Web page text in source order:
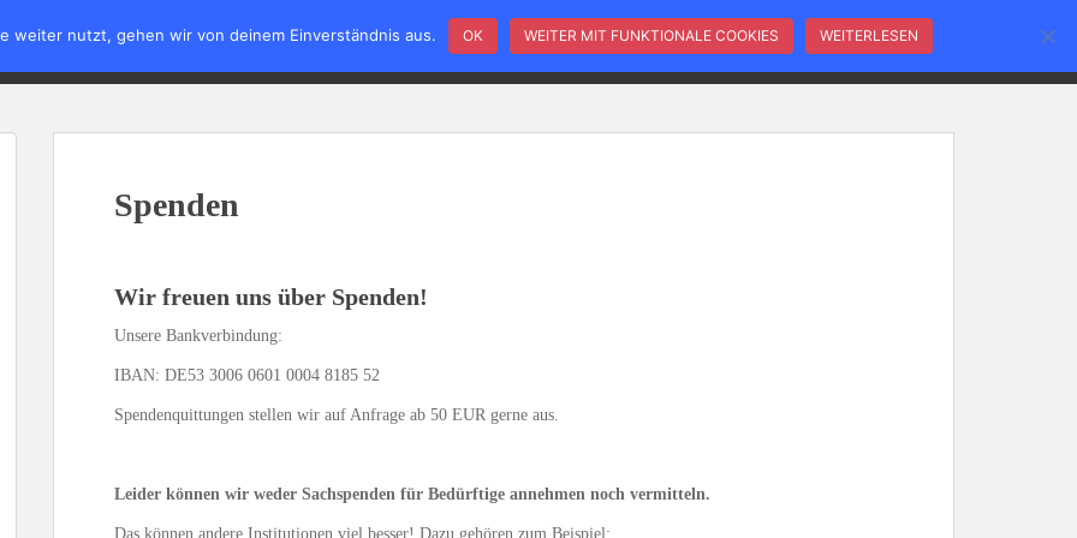
STARTSEITE VERANSTALTUNGEN WIR RADERBERG UND -THALER INFOS NEWSLETTER LOGIN
Spenden
Wir freuen uns über Spenden!
Unsere Bankverbindung:
IBAN: DE53 3006 0601 0004 8185 52
Spendenquittungen stellen wir auf Anfrage ab 50 EUR gerne aus.
Leider können wir weder Sachspenden für Bedürftige annehmen noch vermitteln.
Das können andere Institutionen viel besser! Dazu gehören zum Beispiel:
weiter nutzt, gehen wir von deinem Einverständnis aus. OK WEITER MIT FUNKTIONALE COOKIES WEITERLESEN